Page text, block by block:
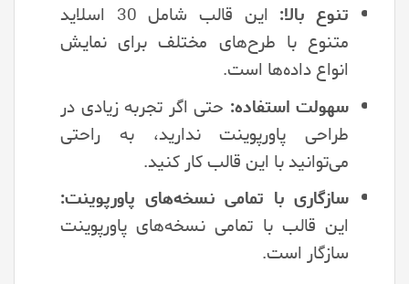
تنوع بالا:
این قالب شامل 30 اسلاید
متنوع با طرح‌های مختلف برای نمایش
انواع داده‌ها است.
سهولت استفاده: حتی اگر تجربه زیادی در
طراحی پاورپوینت ندارید، به راحتی
می‌توانید با این قالب کار کنید.
سازگاری با تمامی نسخه‌های پاورپوینت:
این قالب با تمامی نسخه‌های پاورپوینت
سازگار است.